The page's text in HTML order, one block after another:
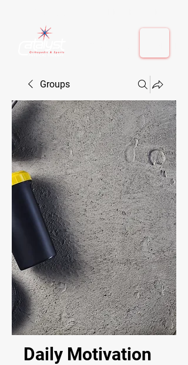
Groups
Daily Motivation